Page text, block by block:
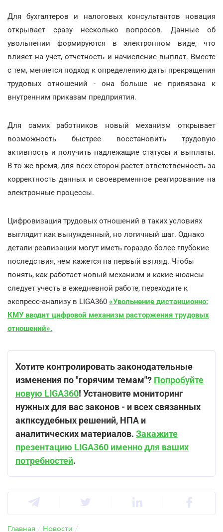
Для бухгалтеров и налоговых консультантов новация
открывает сразу несколько вопросов. Данные об
увольнении формируются в электронном виде, что
влияет на учет, отчетность и начисление выплат. Вместе
с тем, меняется подход к определению даты прекращения
трудовых отношений - она больше не привязана к
внутренним приказам предприятия.
Для самих работников новый механизм открывает
возможность быстрее восстановить трудовую
активность и получить надлежащие статусы и выплаты.
В то же время, для всех сторон растет ответственность за
корректность данных и своевременное реагирование на
электронные процессы.
Цифровизация трудовых отношений в таких условиях
выглядит как вынужденный, но логичный шаг. Однако
детали реализации могут иметь гораздо более глубокие
последствия, чем кажется на первый взгляд. Чтобы
понять, как работает новый механизм и какие нюансы
следует учесть в ежедневной работе, переходите к
экспресс-анализу в LIGA360 «Увольнение дистанционно:
КМУ вводит цифровой механизм расторжения трудовых
отношений».
Хотите контролировать законодательные
изменения по "горячим темам"? Попробуйте
новую LIGA360! Установите мониторинг
нужных для вас законов - и всех связанных
акпксудебных решений, НПА и
аналитических материалов. Закажите
презентацию LIGA360 именно для ваших
потребностей.
Главная / Новости /